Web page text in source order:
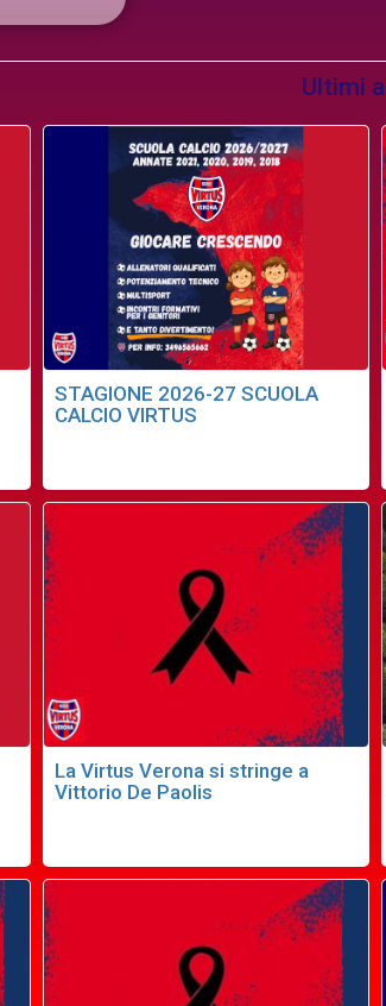
Ultimi
STAGIONE 2026-27 SCUOLA
CALCIO VIRTUS
La Virtus Verona si stringe a
Vittorio De Paolis